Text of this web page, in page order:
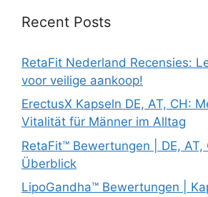
Recent Posts
RetaFit Nederland Recensies:
voor veilige aankoop!
ErectusX Kapseln DE, AT, CH:
Vitalität für Männer im Alltag
RetaFit™ Bewertungen | DE, AT,
Überblick
LipoGandha™ Bewertungen |